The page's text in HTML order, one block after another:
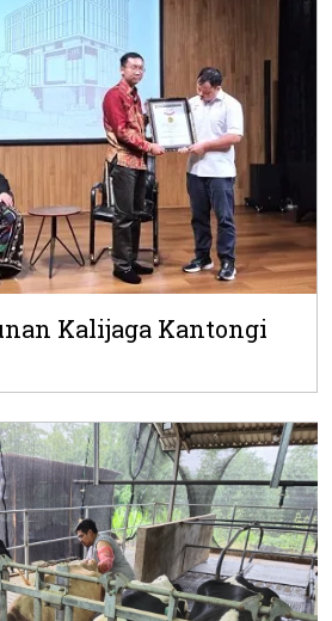
Kalijaga Kantongi